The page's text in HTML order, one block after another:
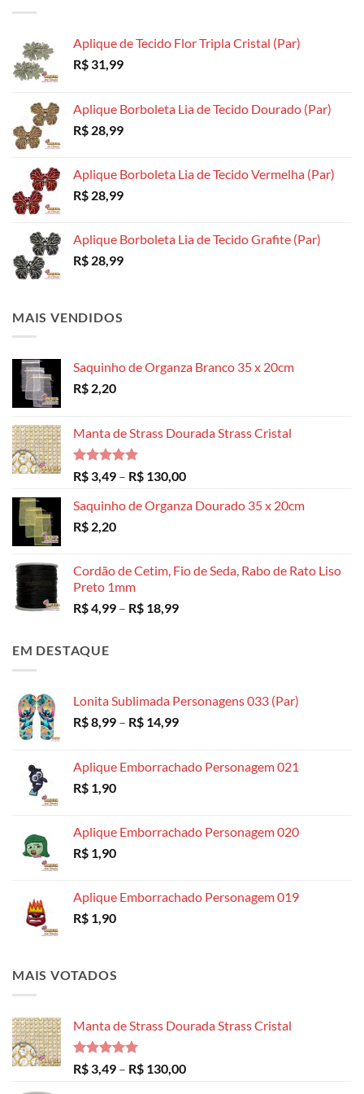
na
página
página
página
Aplique de Tecido Flor Tripla Cristal (Par)
R$ 31,99
Aplique Borboleta Lia de Tecido Dourado (Par)
R$ 28,99
Aplique Borboleta Lia de Tecido Vermelha (Par)
R$ 28,99
Aplique Borboleta Lia de Tecido Grafite (Par)
R$ 28,99
MAIS VENDIDOS
Saquinho de Organza Branco 35 x 20cm
R$ 2,20
Manta de Strass Dourada Strass Cristal
Avaliação
5.00
de 5
R$ 3,49 – R$ 130,00Faixa
preço:
Saquinho de Organza Dourado 35 x 20cm
R$ 2,20
Cordão de Cetim, Fio de Seda, Rabo de Rato Liso
Preto 1mm
R$4,99 – R$ 18,99Faixa
EM DESTAQUE
Lonita Sublimada Personagens 033 (Par)
R$8,99 – R$ 14,99Faixa
R$ 8,99
Aplique Emborrachado Personagem 021
R$ 1,90
Aplique Emborrachado Personagem 020
R$ 1,90
Aplique Emborrachado Personagem 019
R$ 1,90
MAIS VOTADOS
Manta de Strass Dourada Strass Cristal
Avaliação
5.00
de 5
R$ 3,49 – R$ 130,00Faixa